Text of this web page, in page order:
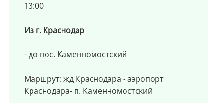
13:00
Из г. Краснодар
- до пос. Каменномостский
Маршрут: жд Краснодара - аэропорт
Краснодара- п. Каменномостский